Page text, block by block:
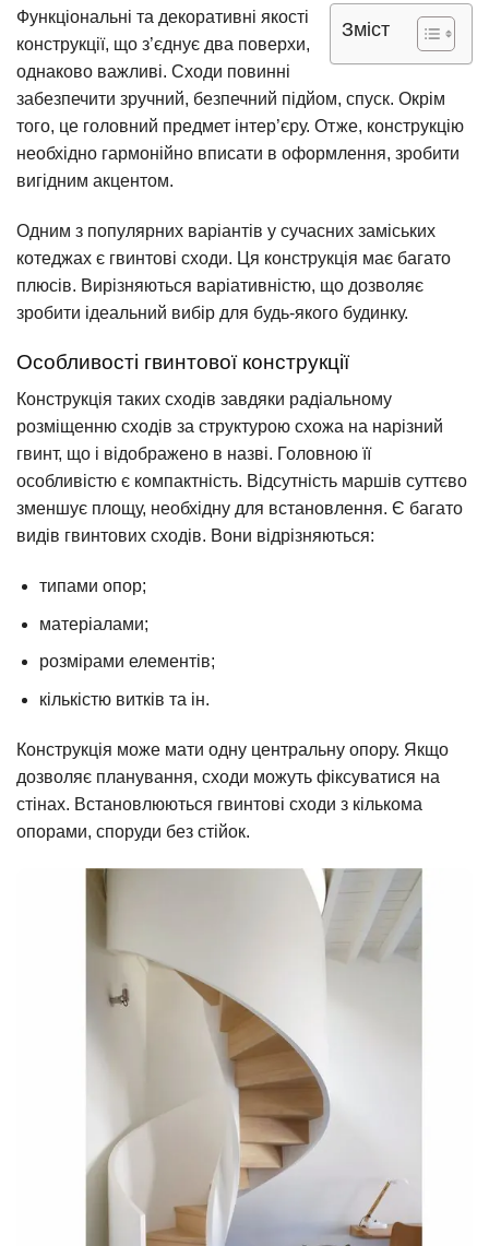
Зміст
Функціональні та декоративні якості
конструкції, що з’єднує два поверхи,
однаково важливі. Сходи повинні
забезпечити зручний, безпечний підйом, спуск. Окрім
того, це головний предмет інтер’єру. Отже, конструкцію
необхідно гармонійно вписати в оформлення, зробити
вигідним акцентом.
Одним з популярних варіантів у сучасних заміських
котеджах є гвинтові сходи. Ця конструкція має багато
плюсів. Вирізняються варіативністю, що дозволяє
зробити ідеальний вибір для будь-якого будинку.
Особливості гвинтової конструкції
Конструкція таких сходів завдяки радіальному
розміщенню сходів за структурою схожа на нарізний
гвинт, що і відображено в назві. Головною її
особливістю є компактність. Відсутність маршів суттєво
зменшує площу, необхідну для встановлення. Є багато
видів гвинтових сходів. Вони відрізняються:
типами опор;
матеріалами;
розмірами елементів;
кількістю витків та ін.
Конструкція може мати одну центральну опору. Якщо
дозволяє планування, сходи можуть фіксуватися на
стінах. Встановлюються гвинтові сходи з кількома
опорами, споруди без стійок.